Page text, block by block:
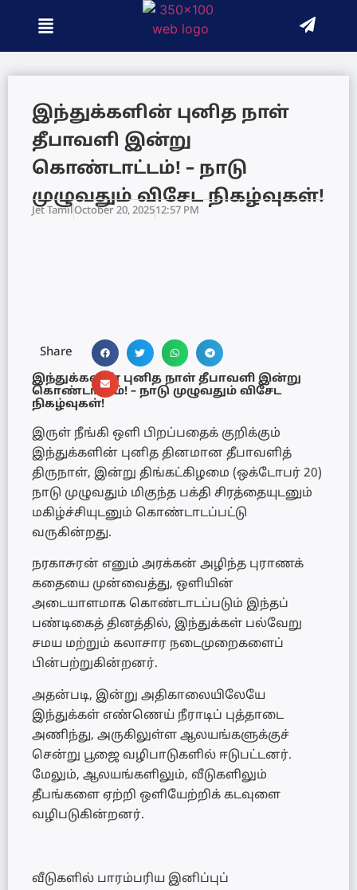
இந்துக்களின் புனித நாள்
தீபாவளி இன்று
கொண்டாட்டம்! – நாடு
முழுவதும் விசேட நிகழ்வுகள்!
Jet TamilOctober 20, 202512:57 PM
Share
இந்துக்களின் புனித நாள் தீபாவளி இன்று
கொண்டாட்டம்! – நாடு முழுவதும் விசேட
நிகழ்வுகள்!
இருள் நீங்கி ஒளி பிறப்பதைக் குறிக்கும்
இந்துக்களின் புனித தினமான தீபாவளித்
திருநாள், இன்று திங்கட்கிழமை (ஒக்டோபர் 20)
நாடு முழுவதும் மிகுந்த பக்தி சிரத்தையுடனும்
மகிழ்ச்சியுடனும் கொண்டாடப்பட்டு
வருகின்றது.
நரகாசுரன் எனும் அரக்கன் அழிந்த புராணக்
கதையை முன்வைத்து, ஒளியின்
அடையாளமாக கொண்டாடப்படும் இந்தப்
பண்டிகைத் தினத்தில், இந்துக்கள் பல்வேறு
சமய மற்றும் கலாசார நடைமுறைகளைப்
பின்பற்றுகின்றனர்.
அதன்படி, இன்று அதிகாலையிலேயே
இந்துக்கள் எண்ணெய் நீராடிப் புத்தாடை
அணிந்து, அருகிலுள்ள ஆலயங்களுக்குச்
சென்று பூஜை வழிபாடுகளில் ஈடுபட்டனர்.
மேலும், ஆலயங்களிலும், வீடுகளிலும்
தீபங்களை ஏற்றி ஒளியேற்றிக் கடவுளை
வழிபடுகின்றனர்.
வீடுகளில் பாரம்பரிய இனிப்புப்